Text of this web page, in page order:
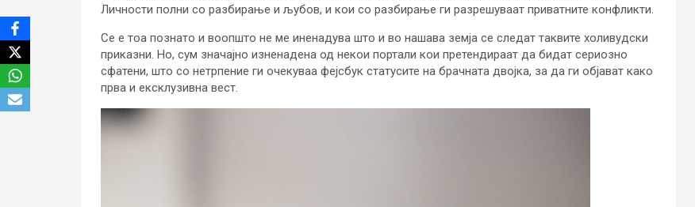
Личности полни со разбирање и љубов, и кои со разбирање ги разрешуваат приватните конфликти.
Се е тоа познато и воопшто не ме иненадува што и во нашава земја се следат таквите холивудски
приказни. Но, сум значајно изненадена од некои портали кои претендираат да бидат сериозно
сфатени, што со нетрпение ги очекуваа фејсбук статусите на брачната двојка, за да ги објават како
прва и ексклузивна вест.